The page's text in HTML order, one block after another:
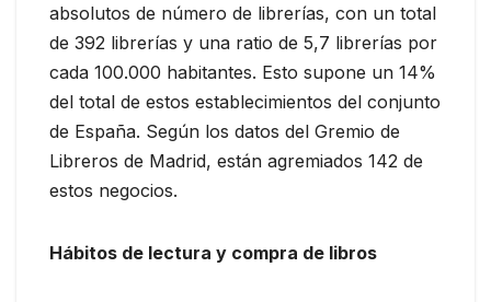
absolutos de número de librerías, con un total
de 392 librerías y una ratio de 5,7 librerías por
cada 100.000 habitantes. Esto supone un 14%
del total de estos establecimientos del conjunto
de España. Según los datos del Gremio de
Libreros de Madrid, están agremiados 142 de
estos negocios.
Hábitos de lectura y compra de libros